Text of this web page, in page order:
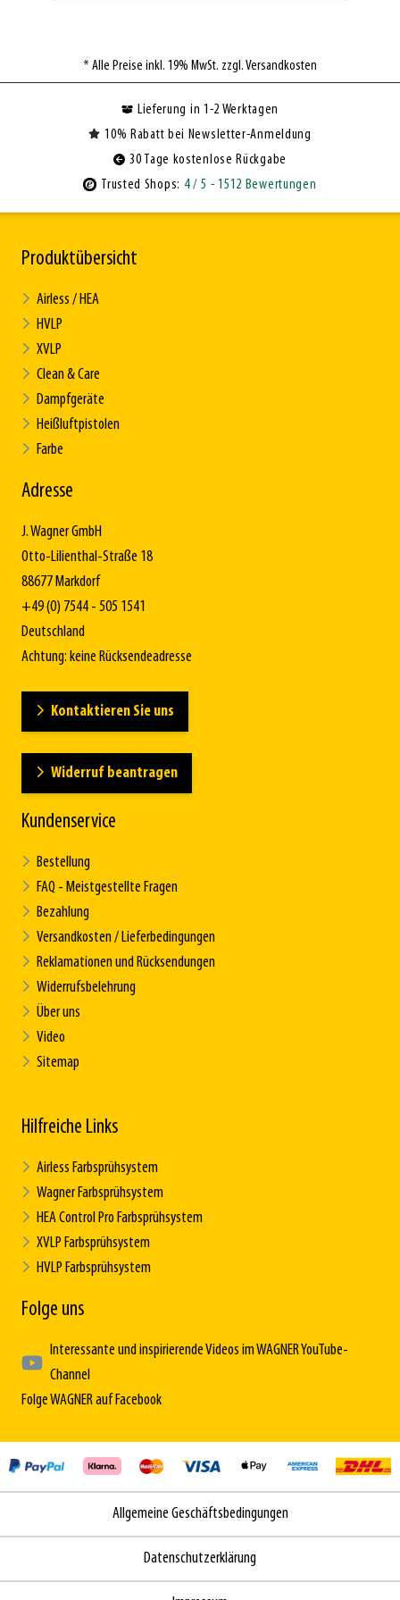
* Alle Preise inkl. 19% MwSt. zzgl. Versandkosten
Lieferung in 1-2 Werktagen
10% Rabatt bei Newsletter-Anmeldung
30 Tage kostenlose Rückgabe
Trusted Shops: 4/ 5 - 1512 Bewertungen
Produktübersicht
Airless / HEA
HVLP
XVLP
Clean & Care
Dampfgeräte
Heißluftpistolen
Farbe
Adresse
J. Wagner GmbH
Otto-Lilienthal-Straße 18
88677 Markdorf
+49 (0) 7544 - 505 1541
Deutschland
Achtung: keine Rücksendeadresse
Kontaktieren Sie uns
Widerruf beantragen
Kundenservice
Bestellung
FAQ - Meistgestellte Fragen
Bezahlung
Versandkosten / Lieferbedingungen
Reklamationen und Rücksendungen
Widerrufsbelehrung
Über uns
Video
Sitemap
Hilfreiche Links
Airless Farbsprühsystem
Wagner Farbsprühsystem
HEA Control Pro Farbsprühsystem
XVLP Farbsprühsystem
HVLP Farbsprühsystem
Folge uns
Interessante und inspirierende Videos im WAGNER YouTube-
Channel
Folge WAGNER auf Facebook
Allgemeine Geschäftsbedingungen
Datenschutzerklärung